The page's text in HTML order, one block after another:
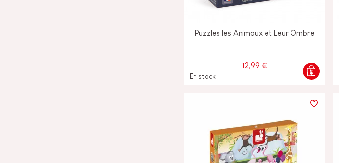
Puzzles les Animaux et Leur Ombre
12,99 €
En stock